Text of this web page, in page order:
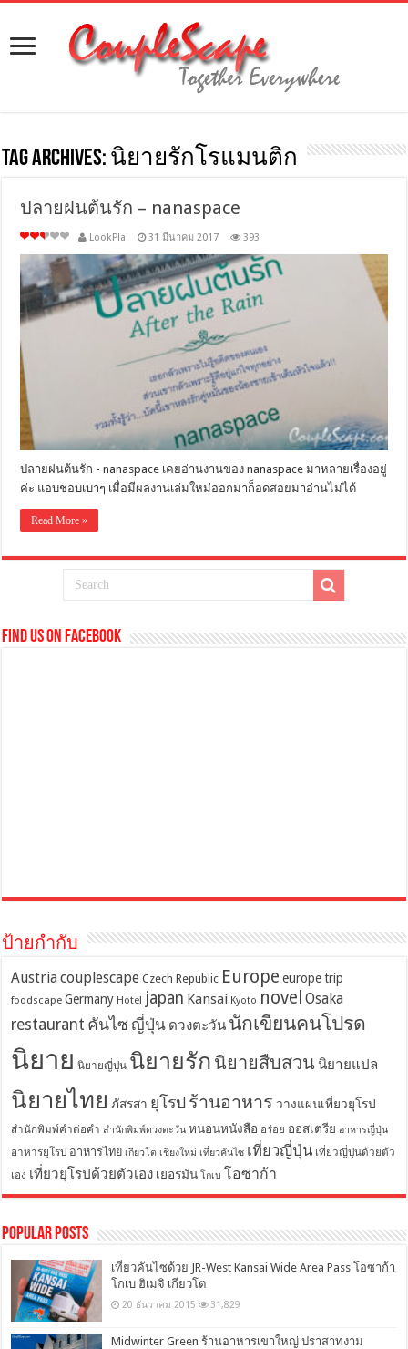
Tag Archives: นิยายรักโรแมนติก
ปลายฝนต้นรัก – nanaspace
LookPla 31 มีนาคม 2017 393
ปลายฝนต้นรัก - nanaspace เคยอ่านงานของ nanaspace มาหลายเรื่องอยู่
ค่ะ แอบชอบเบาๆ เมื่อมีผลงานเล่มใหม่ออกมาก็อดสอยมาอ่านไม่ได้
Read More »
Find us on Facebook
ป้ายกำกับ
Austriacouplescape Czech Republic Europe europe trip
foodscape Germany Hotel japan Kansai Kyoto novel Osaka
restaurant คันไซ ญี่ปุ่น ดวงตะวัน นักเขียนคนโปรด
นิยาย นิยายญี่ปุ่น นิยายรัก นิยายสืบสวน นิยายแปล
นิยายไทย ภัสรสา ยุโรป ร้านอาหาร วางแผนเที่ยวยุโรป
สำนักพิมพ์คำต่อคำ สำนักพิมพ์ดวงตะวัน หนอนหนังสือ อร่อย ออสเตรีย อาหารญี่ปุ่น
อาหารยุโรป อาหารไทย เกียวโต เชียงใหม่ เที่ยวคันไซ เที่ยวญี่ปุ่น เที่ยวญี่ปุ่นด้วยตัว
เอง เที่ยวยุโรปด้วยตัวเอง เยอรมัน โกเบ โอซาก้า
Popular Posts
เที่ยวคันไซด้วย JR-West Kansai Wide Area Pass โอซาก้า
โกเบ ฮิเมจิ เกียวโต
20 ธันวาคม 2015 31,829
Midwinter Green ร้านอาหารเขาใหญ่ ปราสาทงาม